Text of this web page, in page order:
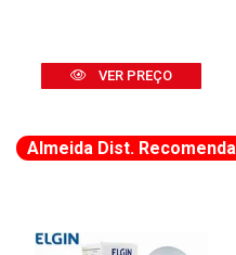
VER PREÇO
Almeida Dist. Recomenda